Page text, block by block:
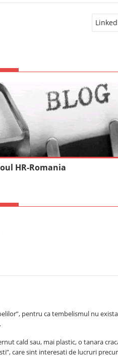
HR-Romania
pentru ca tembelismul nu
cald sau, mai plastic, o tanara
care sint interesati de lucruri